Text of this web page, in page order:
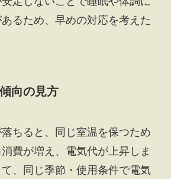
るため、早めの対応を考えた
向の見方
ちると、同じ室温を保つため
費が増え、電気代が上昇しま
、同じ季節・使用条件で電気